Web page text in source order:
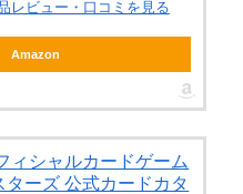
レビュー・口コミを見る
Amazon
シャルカードゲーム
ターズ 公式カードカタ